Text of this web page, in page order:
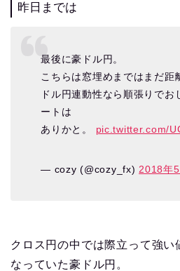
昨日までは
最後に豪ドル円。
こちらは窓埋めまではまだ距
ドル円連動性なら順張りでお
ートは
ありかと。 pic.twitter.com/
— cozy (@cozy_fx)2018年
クロス円の中では際立って強い
なっていた豪ドル円。